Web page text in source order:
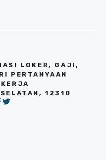
LOKER, GAJI,
PERTANYAAN
12310